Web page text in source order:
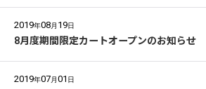
2019年08月 19日
8月度期間限定カートオープンのお知らせ
2019年07月01 日